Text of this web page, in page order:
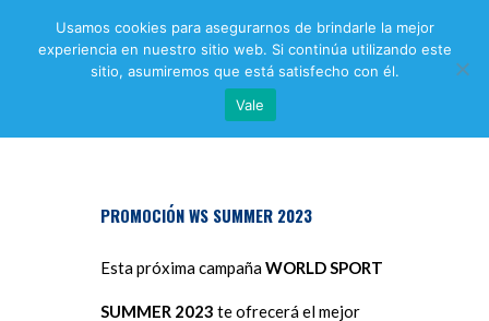
PROMOCIÓN WS SUMMER 2023
Esta próxima campañaWORLD SPORT
SUMMER 2023 te ofrecerá el mejor
Usamos cookies para asegurarnos de brindarle la mejor
experiencia en nuestro sitio web. Si continúa utilizando este
sitio, asumiremos que está satisfecho con él.
Vale